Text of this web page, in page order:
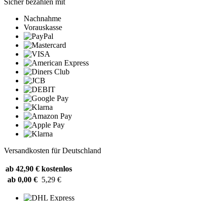
Sicher bezahlen mit
Nachnahme
Vorauskasse
Versandkosten für Deutschland
ab 42,90 € kostenlos
ab 0,00 € 5,29 €